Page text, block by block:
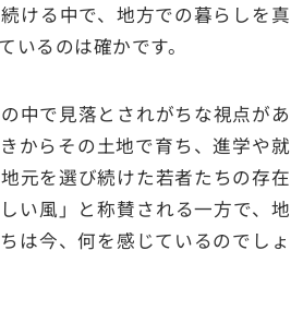
ける中で、地方での暮らしを真
いるのは確かです。
中で見落とされがちな視点があ
からその土地で育ち、進学や就
元を選び続けた若者たちの存在
い風」と称賛される一方で、地
は今、何を感じているのでしょ